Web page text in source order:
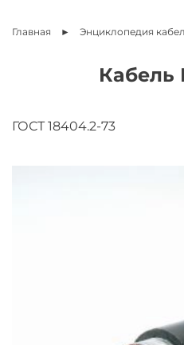
Главная Энциклопедия
ГОСТ 18404.2-73